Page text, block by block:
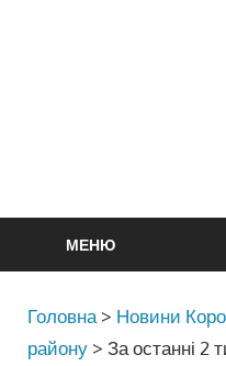
МЕНЮ
Головна > Новини
району >За останні 2